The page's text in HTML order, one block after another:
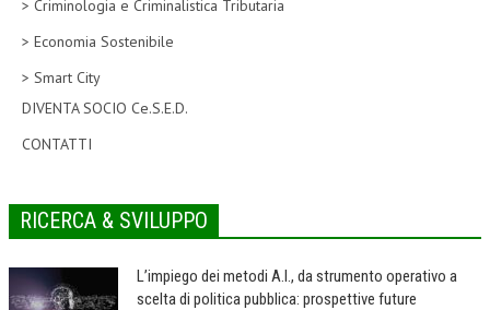
LA RIVISTA
COMITATO EDITORIALE
PEER REVIEW
> Criminologia e Criminalistica Tributaria
> Economia Sostenibile
> Smart City
DIVENTA SOCIO Ce.S.E.D.
CONTATTI
RICERCA & SVILUPPO
L’impiego dei metodi A.I., da strumento operativo a
scelta di politica pubblica: prospettive future